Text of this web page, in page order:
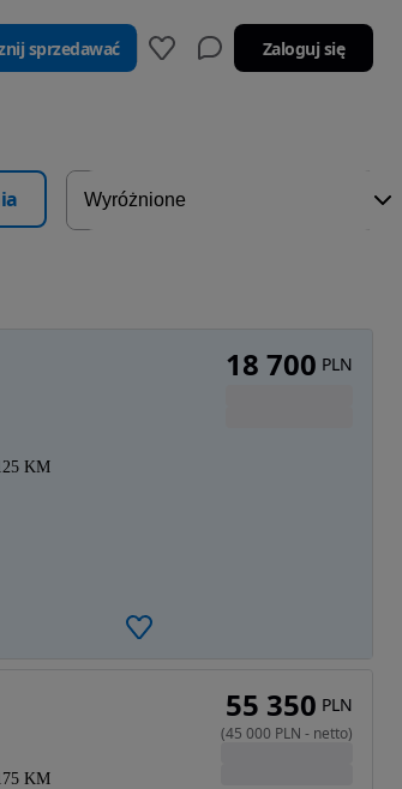
sprzedawać Zaloguj się
KM
18 700 PLN
KM
55 350 PLN
(45 000 PLN - netto)